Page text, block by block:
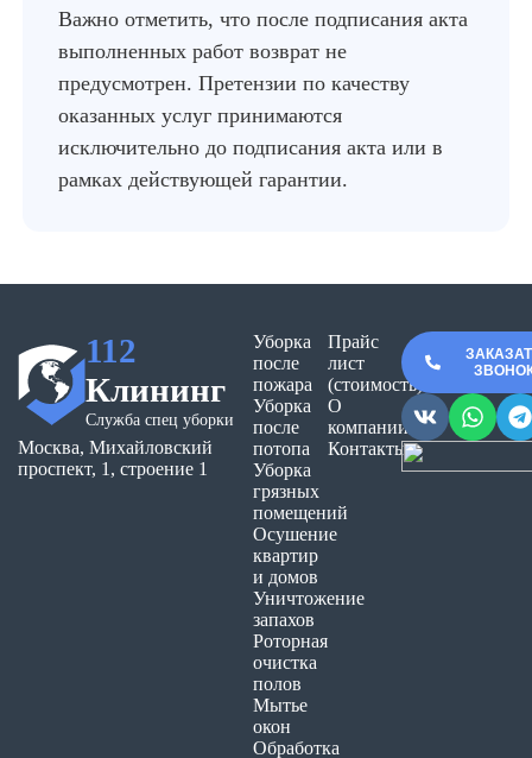
Важно отметить, что после подписания акта
выполненных работ возврат не
предусмотрен. Претензии по качеству
оказанных услуг принимаются
исключительно до подписания акта или в
рамках действующей гарантии.
112
Клининг
Служба спец уборки
Москва, Михайловский
проспект, 1, строение 1
Уборка
после
пожара
Уборка
после
потопа
Уборка
грязных
помещений
Осушение
квартир
и домов
Уничтожение
запахов
Роторная
очистка
полов
Мытье
окон
Обработка
Прайс
лист
(стоимость)
О
компании
Контакты